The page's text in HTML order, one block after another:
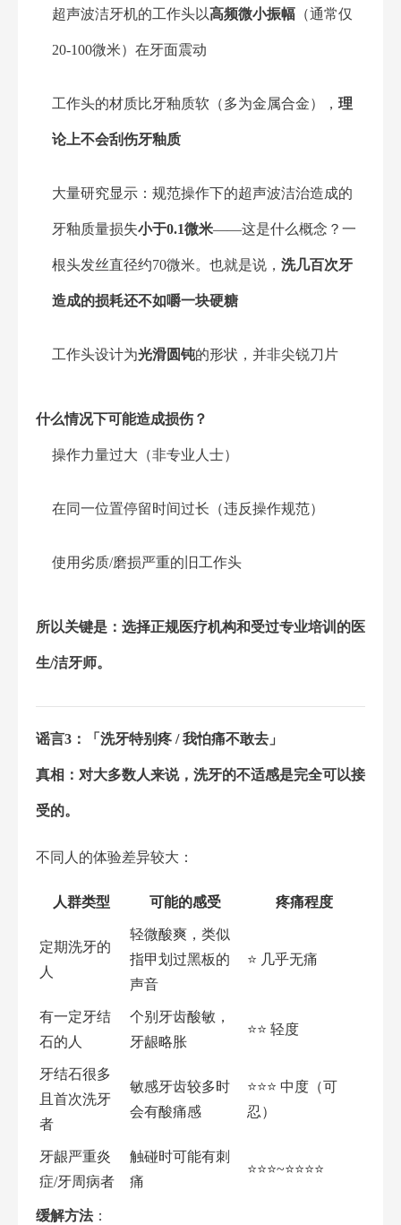
超声波洁牙机的工作头以高频微小振幅 （通常仅
20-100微米）在牙面震动
工作头的材质比牙釉质软（多为金属合金）， 理
论上不会刮伤牙釉质
大量研究显示：规范操作下的超声波洁治造成的
牙釉质量损失小于0.1微米——这是什么概念？一
根头发丝直径约70微米。也就是说， 洗几百次牙
造成的损耗还不如嚼一块硬糖
工作头设计为光滑圆钝的形状，并非尖锐刀片
什么情况下可能造成损伤？
操作力量过大（非专业人士）
在同一位置停留时间过长（违反操作规范）
使用劣质/磨损严重的旧工作头
所以关键是：选择正规医疗机构和受过专业培训的医
生/洁牙师。
谣言3：「洗牙特别疼 / 我怕痛不敢去」
真相：对大多数人来说，洗牙的不适感是完全可以接
受的。
不同人的体验差异较大：
人群类型 可能的感受 疼痛程度
定期洗牙的
人
轻微酸爽，类似
指甲划过黑板的
声音
⭐ 几乎无痛
有一定牙结
石的人
个别牙齿酸敏，
牙龈略胀
⭐⭐ 轻度
牙结石很多
且首次洗牙
者
敏感牙齿较多时
会有酸痛感
⭐⭐⭐ 中度（可
忍）
牙龈严重炎
症/牙周病者
触碰时可能有刺
痛
⭐⭐⭐~⭐⭐⭐⭐
缓解方法：